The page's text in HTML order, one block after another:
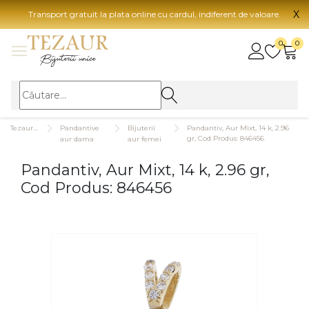
Transport gratuit la plata online cu cardul, indiferent de valoare. X
0 0
BIJUTERII
BIJUTERII FEMEI
Inele
Bratari
Pandantive
aur dama
Bijuterii
aur femei
Pandantiv, Aur Mixt, 14 k, 2.96
gr, Cod Produs: 846456
Pandantiv, Aur Mixt, 14 k, 2.96 gr,
Cod Produs: 846456